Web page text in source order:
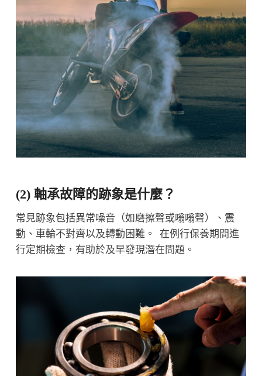
(2) 軸承故障的跡象是什麼？
常見跡象包括異常噪音（如磨擦聲或嗡嗡聲）、震
動、車輪不對齊以及轉動困難。 在例行保養期間進
行定期檢查，有助於及早發現潛在問題。